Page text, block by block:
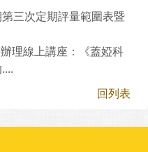
三次定期評量範圍表暨
理線上講座：《蓋婭科
回列表